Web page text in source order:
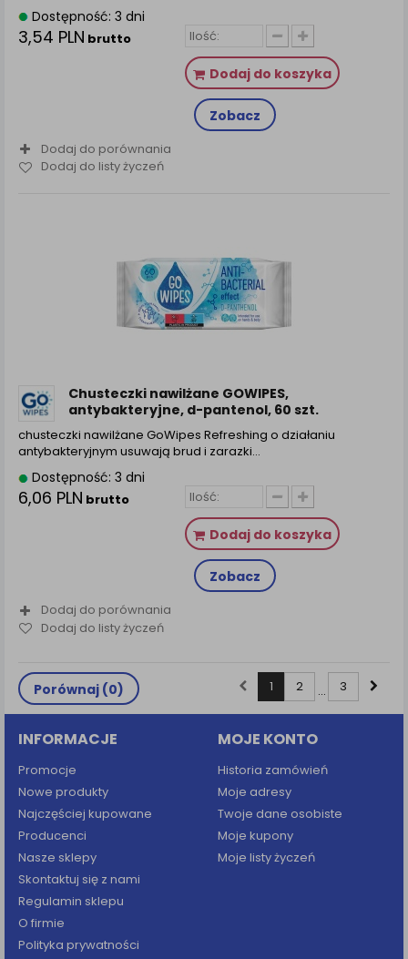
Dostępność: 3 dni
3,54 PLN brutto
Dodaj do koszyka
Zobacz
Dodaj do porównania
Dodaj do listy życzeń
Chusteczki nawilżane GOWIPES,
antybakteryjne, d-pantenol, 60 szt.
chusteczki nawilżane GoWipes Refreshing o działaniu
antybakteryjnym usuwają brud i zarazki…
Dostępność: 3 dni
6,06 PLN brutto
Dodaj do koszyka
Zobacz
Dodaj do porównania
Dodaj do listy życzeń
Porównaj (0) 1 2 ... 3
INFORMACJE
Promocje
Nowe produkty
Najczęściej kupowane
Producenci
Nasze sklepy
Skontaktuj się z nami
Regulamin sklepu
O firmie
Polityka prywatności
MOJE KONTO
Historia zamówień
Moje adresy
Twoje dane osobiste
Moje kupony
Moje listy życzeń